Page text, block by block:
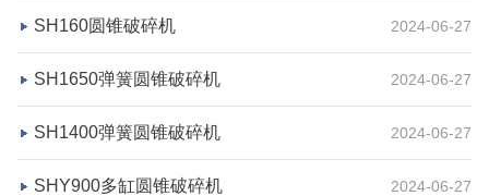
项目业主
砂石集并中心
咨询该项目执行经理
SH160圆锥破碎机 2024-06-27
SH1650弹簧圆锥破碎机 2024-06-27
SH1400弹簧圆锥破碎机 2024-06-27
SHY900多缸圆锥破碎机 2024-06-27